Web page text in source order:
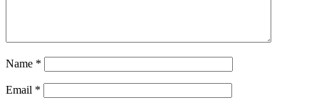
Name *
Email *